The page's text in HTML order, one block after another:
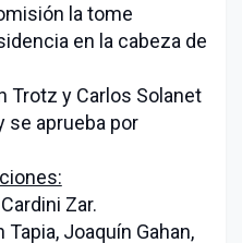
la tome
en la cabeza de
Trotz y Carlos Solanet
se aprueba por
Zar.
Joaquín Gahan,